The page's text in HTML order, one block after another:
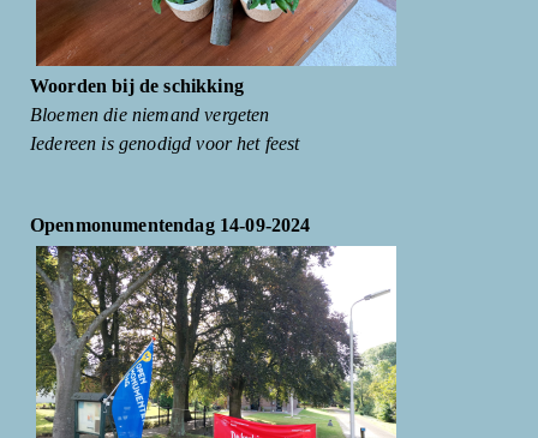
Woorden bij de schikking
Bloemen die niemand vergeten
Iedereen is genodigd voor het feest
Openmonumentendag 14-09-2024